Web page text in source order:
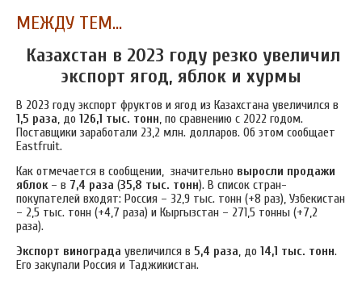
МЕЖДУ ТЕМ...
Казахстан в 2023 году резко увеличил
экспорт ягод, яблок и хурмы
В 2023 году экспорт фруктов и ягод из Казахстана увеличился в
1,5 раза, до 126,1 тыс. тонн, по сравнению с 2022 годом.
Поставщики заработали 23,2 млн. долларов. Об этом сообщает
Eastfruit.
Как отмечается в сообщении, значительно выросли продажи
яблок– в 7,4 раза (35,8 тыс. тонн). В список стран-
покупателей входят: Россия – 32,9 тыс. тонн (+8 раз), Узбекистан
– 2,5 тыс. тонн (+4,7 раза) и Кыргызстан – 271,5 тонны (+7,2
раза).
Экспорт винограда увеличился в 5,4 раза, до 14,1 тыс. тонн.
Его закупали Россия и Таджикистан.